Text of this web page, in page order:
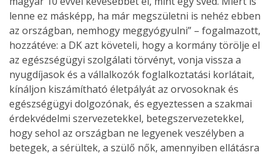
lenne ez másképp, ha már megszületni is nehéz ebben
az országban, nemhogy meggyógyulni” – fogalmazott,
hozzátéve: a DK azt követeli, hogy a kormány törölje el
az egészségügyi szolgálati törvényt, vonja vissza a
nyugdíjasok és a vállalkozók foglalkoztatási korlátait,
kínáljon kiszámítható életpályát az orvosoknak és
egészségügyi dolgozónak, és egyeztessen a szakmai
érdekvédelmi szervezetekkel, betegszervezetekkel,
hogy sehol az országban ne legyenek veszélyben a
betegek, a sérültek, a szülő nők, amennyiben ellátásra